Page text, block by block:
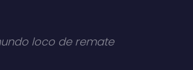
loco de remate